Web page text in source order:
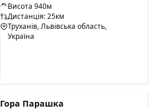
Висота 940м
Дистанція: 25км
Труханів, Львівська область,
Україна
Гора Парашка